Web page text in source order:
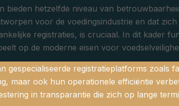
bieden hetzelfde niveau van
voor de voedingsindustrie en dat
registraties, is cruciaal. In dit kader
op de moderne eisen voor
gespecialiseerde registratieplatforms zoals
maar ook hun operationele efficiëntie
in transparantie die zich op lange